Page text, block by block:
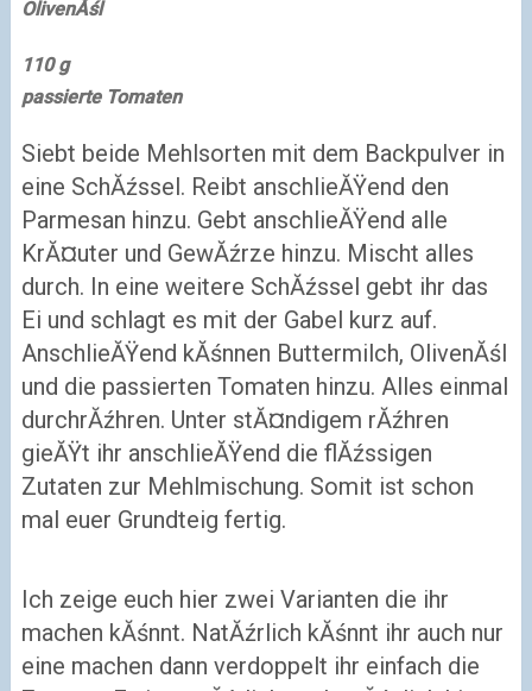
OlivenĂśl
110 g
passierte Tomaten
Siebt beide Mehlsorten mit dem Backpulver in
eine SchĂźssel. Reibt anschlieĂŸend den
Parmesan hinzu. Gebt anschlieĂŸend alle
KrĂ¤uter und GewĂźrze hinzu. Mischt alles
durch. In eine weitere SchĂźssel gebt ihr das
Ei und schlagt es mit der Gabel kurz auf.
AnschlieĂŸend kĂśnnen Buttermilch, OlivenĂśl
und die passierten Tomaten hinzu. Alles einmal
durchrĂźhren. Unter stĂ¤ndigem rĂźhren
gieĂŸt ihr anschlieĂŸend die flĂźssigen
Zutaten zur Mehlmischung. Somit ist schon
mal euer Grundteig fertig.
Ich zeige euch hier zwei Varianten die ihr
machen kĂśnnt. NatĂźrlich kĂśnnt ihr auch nur
eine machen dann verdoppelt ihr einfach die